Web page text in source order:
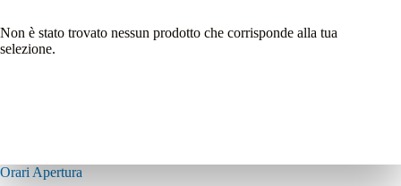
Non è stato trovato nessun prodotto che corrisponde alla tua
selezione.
Orari Apertura